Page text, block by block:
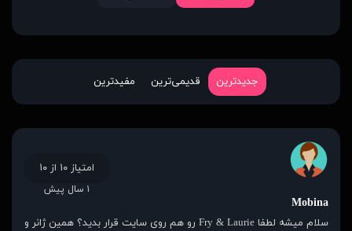
جدیدترین قدیمی‌ترین مفیدترین
Mobina
سلام میشه لطفا Fry & Laurie رو هم روی سایت قرار بدید؟ همین ژانر و
امتیاز ۱۰ از ۱۰
۱ سال پیش